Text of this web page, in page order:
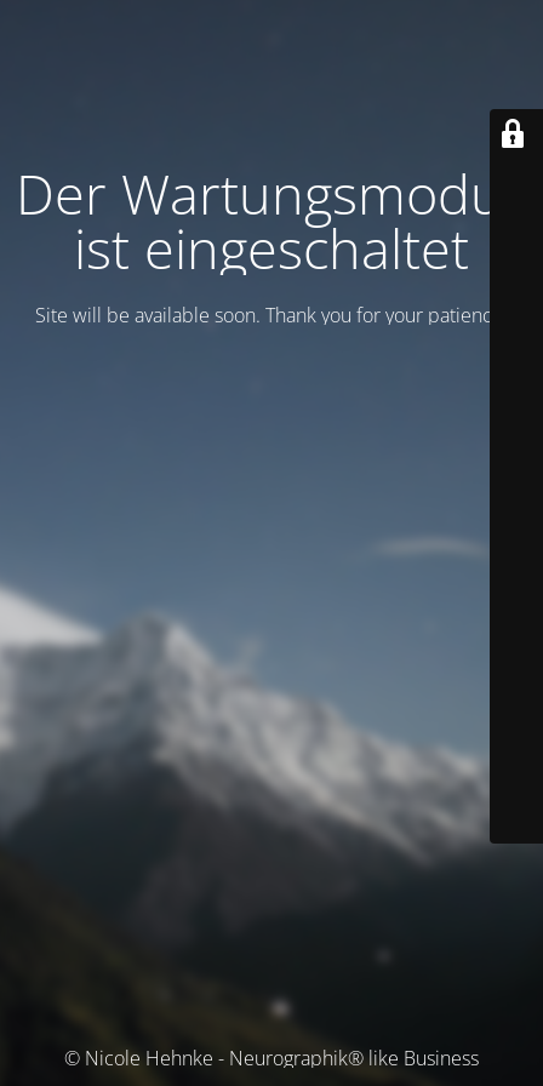
Der Wartungsmodus
ist eingeschaltet
Site will be available soon. Thank you for your patience!
© Nicole Hehnke - Neurographik® like Business